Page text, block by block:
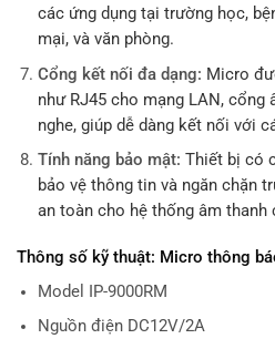
các ứng dụng tại trường học,
mại, và văn phòng.
Cổng kết nối đa dạng: Micro
như RJ45 cho mạng LAN, cổng
nghe, giúp dễ dàng kết nối với
Tính năng bảo mật: Thiết bị có
bảo vệ thông tin và ngăn chặn
an toàn cho hệ thống âm thanh
Thông số kỹ thuật: Micro thông
Model IP-9000RM
Nguồn điện DC12V/2A